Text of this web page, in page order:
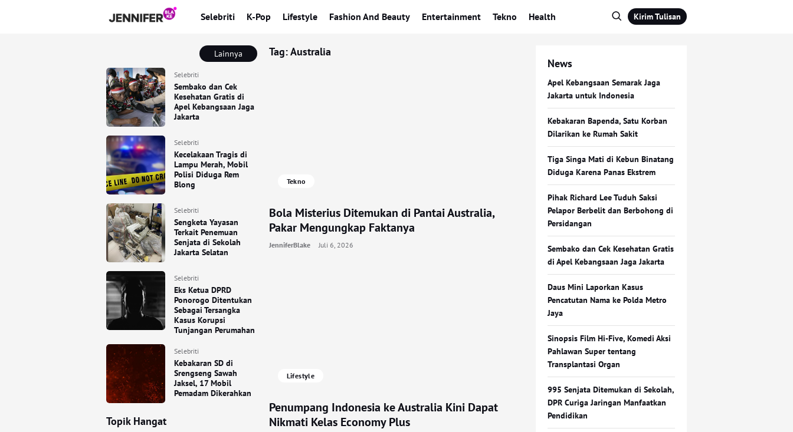
Selebriti K-Pop Lifestyle Fashion And Beauty Entertainment Tekno Health Kirim Tulisan
Lainnya
Selebriti
Sembako dan Cek
Kesehatan Gratis di
Apel Kebangsaan Jaga
Jakarta
Selebriti
Kecelakaan Tragis di
Lampu Merah, Mobil
Polisi Diduga Rem
Blong
Selebriti
Sengketa Yayasan
Terkait Penemuan
Senjata di Sekolah
Jakarta Selatan
Selebriti
Eks Ketua DPRD
Ponorogo Ditentukan
Sebagai Tersangka
Kasus Korupsi
Tunjangan Perumahan
Selebriti
Kebakaran SD di
Srengseng Sawah
Jaksel, 17 Mobil
Pemadam Dikerahkan
Topik Hangat
Tag:Australia
Tekno
Bola Misterius Ditemukan di Pantai Australia,
Pakar Mengungkap Faktanya
JenniferBlake Juli 6, 2026
Lifestyle
Penumpang Indonesia ke Australia Kini Dapat
Nikmati Kelas Economy Plus
News
Apel Kebangsaan Semarak Jaga
Jakarta untuk Indonesia
Kebakaran Bapenda, Satu Korban
Dilarikan ke Rumah Sakit
Tiga Singa Mati di Kebun Binatang
Diduga Karena Panas Ekstrem
Pihak Richard Lee Tuduh Saksi
Pelapor Berbelit dan Berbohong di
Persidangan
Sembako dan Cek Kesehatan Gratis
di Apel Kebangsaan Jaga Jakarta
Daus Mini Laporkan Kasus
Pencatutan Nama ke Polda Metro
Jaya
Sinopsis Film Hi-Five, Komedi Aksi
Pahlawan Super tentang
Transplantasi Organ
995 Senjata Ditemukan di Sekolah,
DPR Curiga Jaringan Manfaatkan
Pendidikan